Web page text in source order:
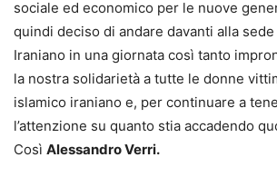
sociale ed economico per le nuove
quindi deciso di andare davanti alla
Iraniano in una giornata così tanto
la nostra solidarietà a tutte le donne
islamico iraniano e, per continuare a
l’attenzione su quanto stia accadendo
Così Alessandro Verri.